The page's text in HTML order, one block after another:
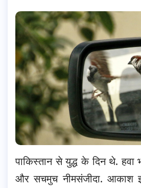
पाकिस्तान से युद्ध के दिन थे. हवा
और सचमुच नीमसंजीदा. आकाश